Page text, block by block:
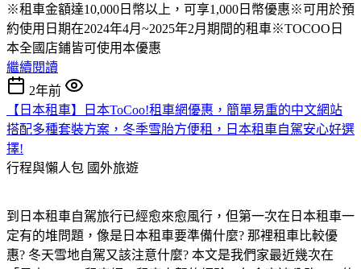
※租車金額達10,000日幣以上，可享1,000日幣優惠※可用於預
約使用日期在2024年4月~2025年2月期間的租車※TOCOO日
本全國店鋪皆可使用本優惠
繼續閱讀
2年前
【日本租車】日本ToCoo!租車網優惠，簡單易重的中文網站
搭配多種套裝方案，冬季雪胎方便租，日本租車自駕安心好選
擇!
行程與懶人包 國外旅遊
到日本租車自駕旅行已經愈來愈風行，但第一次在日本租車一
定有的堆問題，像是日本租車要準備什麼? 那裡租車比較優
惠? 冬天雪地自駕又該注意什麼? 本文是我們家最近幾次在